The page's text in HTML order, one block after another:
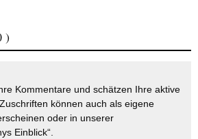
)
Kommentare und schätzen Ihre aktive
können auch als eigene
oder in unserer
Einblick“.